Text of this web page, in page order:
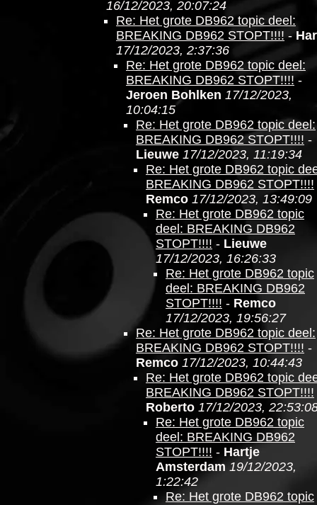
16/12/2023, 20:07:24
Re: Het grote DB962 topic deel:
BREAKING DB962 STOPT!!!! -
17/12/2023, 2:37:36
Re: Het grote DB962 topic deel:
BREAKING DB962 STOPT!!!! -
Jeroen Bohlken 17/12/2023,
10:04:15
Re: Het grote DB962 topic deel:
BREAKING DB962 STOPT!!!! -
Lieuwe 17/12/2023, 11:19:34
Re: Het grote DB962 topic
BREAKING DB962 STOPT!!!!
Remco 17/12/2023, 13:49:09
Re: Het grote DB962 topic
deel: BREAKING DB962
STOPT!!!! - Lieuwe
17/12/2023, 16:26:33
Re: Het grote DB962 topic
deel: BREAKING DB962
STOPT!!!! - Remco
17/12/2023, 19:56:27
Re: Het grote DB962 topic deel:
BREAKING DB962 STOPT!!!! -
Remco 17/12/2023, 10:44:43
Re: Het grote DB962 topic
BREAKING DB962 STOPT!!!!
Roberto 17/12/2023,
Re: Het grote DB962 topic
deel: BREAKING DB962
STOPT!!!! - Hartje
Amsterdam 19/12/2023,
1:22:42
Re: Het grote DB962 topic